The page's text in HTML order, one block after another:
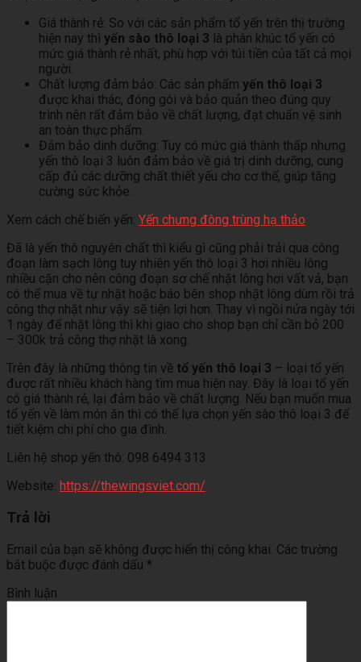
Giá thành rẻ: So với các sản phẩm tổ yến trên thị trường
hiện nay thì yến sào thô loại 3 là phân khúc tổ yến có
mức giá thành rẻ nhất, phù hợp với túi tiền của tất cả mọi
người.
Chất lượng đảm bảo: Các sản phẩm yến thô loại 3
được khai thác, đóng gói và bảo quản theo đúng quy
trình nên rất đảm bảo về chất lượng, đạt chuẩn vệ sinh
an toàn thực phẩm.
Đảm bảo dinh dưỡng: Tuy có mức giá thành thấp nhưng
yến thô loại 3 luôn đảm bảo về giá trị dinh dưỡng, cung
cấp đủ các dưỡng chất thiết yếu cho cơ thể, giúp tăng
cường sức khỏe.
Xem cách chế biến yến: Yến chưng đông trùng hạ thảo
Đã là yến thô nguyên chất thì kiểu gì cũng phải trải qua công
đoạn làm sạch lông tuy nhiên yến thô loại 3 hơi nhiều lông
nhiều cặn cho nên công đoạn sơ chế nhặt lông hơi vất vả, bạn
có thể mua về tự nhặt hoặc báo bên shop nhặt lông dùm rồi trả
công thợ nhặt như vậy sẽ tiện lợi hơn. Thay vì ngồi nửa ngày tới
1 ngày để nhặt lông thì khi giao cho shop bạn chỉ cần bỏ 200
– 300k trả công thợ nhặt là xong.
Trên đây là những thông tin về tổ yến thô loại 3 – loại tổ yến
được rất nhiều khách hàng tìm mua hiện nay. Đây là loại tổ yến
có giá thành rẻ, lại đảm bảo về chất lượng. Nếu bạn muốn mua
tổ yến về làm món ăn thì có thể lựa chọn yến sào thô loại 3 để
tiết kiệm chi phí cho gia đình.
Liên hệ shop yến thô: 098 6494 313
Website: https://thewingsviet.com/
Trả lời
Email của bạn sẽ không được hiển thị công khai. Các trường
bắt buộc được đánh dấu *
Bình luận